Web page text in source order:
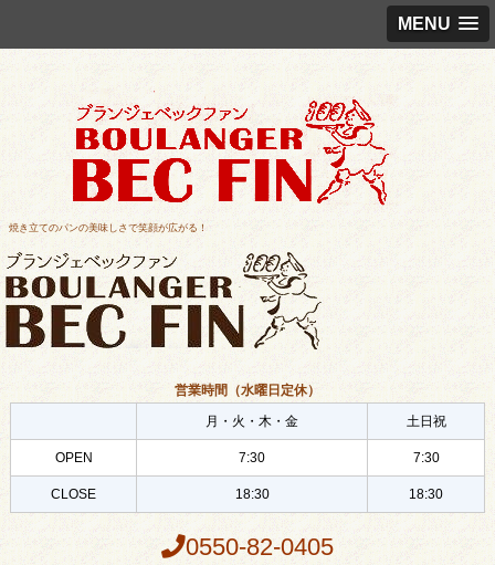
MENU
焼き立てのパンの美味しさで笑顔が広がる！
営業時間（水曜日定休）
月・火・木・金
土日祝
OPEN 7:30 7:30
CLOSE 18:30 18:30
0550-82-0405